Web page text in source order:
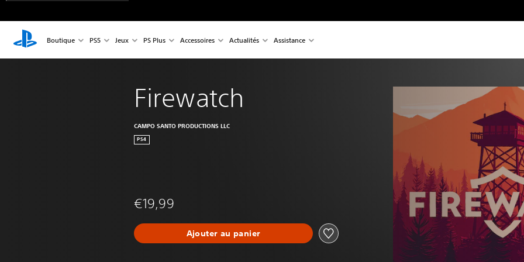
Boutique PS5 Jeux PS Plus Accessoires Actualités Assistance
Firewatch
CAMPO SANTO PRODUCTIONS LLC
PS4
€19,99
Ajouter au panier